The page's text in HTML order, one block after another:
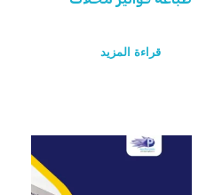
قراءة المزيد